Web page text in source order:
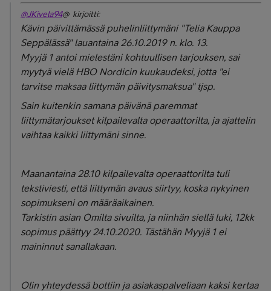
@JKivela94@ kirjoitti:
Kävin päivittämässä puhelinliittymäni "Telia Kauppa
Seppälässä" lauantaina 26.10.2019 n. klo. 13.
Myyjä 1 antoi mielestäni kohtuullisen tarjouksen, sai
myytyä vielä HBO Nordicin kuukaudeksi, jotta "ei
tarvitse maksaa liittymän päivitysmaksua" tjsp.
Sain kuitenkin samana päivänä paremmat
liittymätarjoukset kilpailevalta operaattorilta, ja ajattelin
vaihtaa kaikki liittymäni sinne.
Maanantaina 28.10 kilpailevalta operaattorilta tuli
tekstiviesti, että liittymän avaus siirtyy, koska nykyinen
sopimukseni on määräaikainen.
Tarkistin asian Omilta sivuilta, ja niinhän siellä luki, 12kk
sopimus päättyy 24.10.2020. Tästähän Myyjä 1 ei
maininnut sanallakaan.
Olin yhteydessä bottiin ja asiakaspalveliaan kaksi kertaa